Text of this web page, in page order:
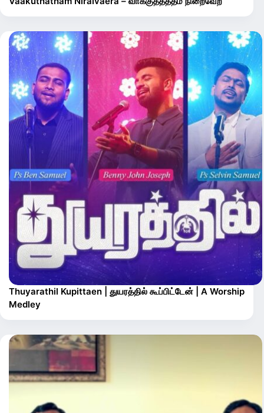
Thuyarathil Kupittaen | துயரத்தில் கூப்பிட்டேன் | A Worship
Medley